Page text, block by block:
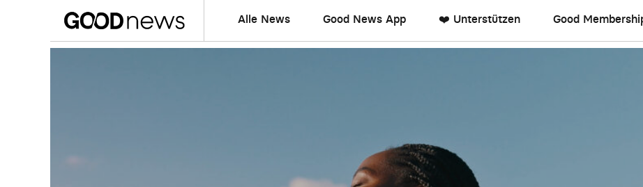
Alle News Good News App ❤️ Unterstützen Good